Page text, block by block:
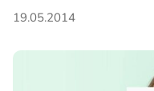
19.05.2014